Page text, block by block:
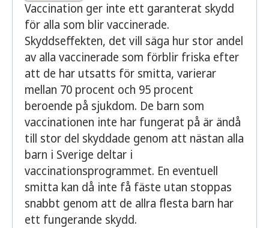
Vaccination ger inte ett garanterat skydd
för alla som blir vaccinerade.
Skyddseffekten, det vill säga hur stor andel
av alla vaccinerade som förblir friska efter
att de har utsatts för smitta, varierar
mellan 70 procent och 95 procent
beroende på sjukdom. De barn som
vaccinationen inte har fungerat på är ändå
till stor del skyddade genom att nästan alla
barn i Sverige deltar i
vaccinationsprogrammet. En eventuell
smitta kan då inte få fäste utan stoppas
snabbt genom att de allra flesta barn har
ett fungerande skydd.